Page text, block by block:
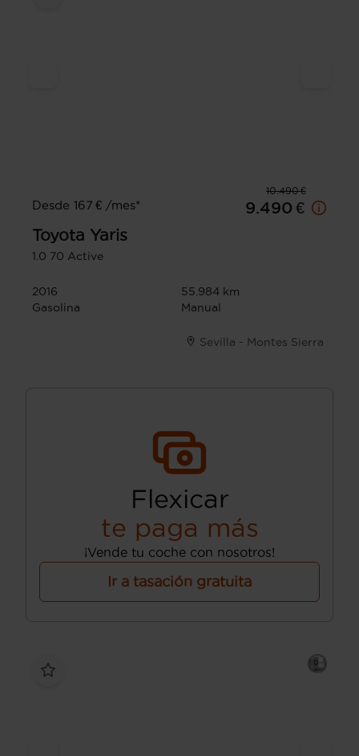
10.490 €
Desde 167 € /mes*
9.490 €
Toyota Yaris
1.0 70 Active
2016
55.984 km
Gasolina
Manual
Sevilla - Montes Sierra
Flexicar
te paga más
¡Vende tu coche con nosotros!
Ir a tasación gratuita